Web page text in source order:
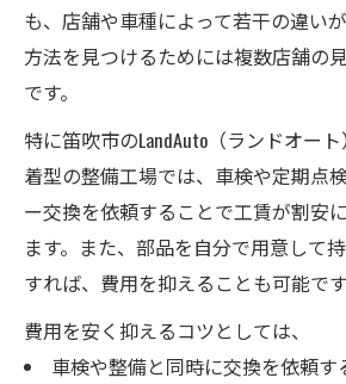
も、店舗や車種によって若干の違い
方法を見つけるためには複数店舗の
です。
特に笛吹市のLandAuto（ランドオー
着型の整備工場では、車検や定期点
ー交換を依頼することで工賃が割安
ます。また、部品を自分で用意して
すれば、費用を抑えることも可能です
費用を安く抑えるコツとしては、
車検や整備と同時に交換を依頼す